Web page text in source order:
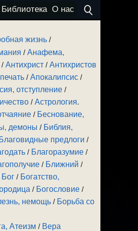
Библиотека О нас
жизнь /
/Анафема,
/Антихрист /Антихристов
/Апокалипсис /
отступление /
/Астрология.
/ Беснование,
демоны / Библия,
Благовидные предлоги /
/ Благоразумие /
/ Ближний /
Бог / Богатство,
/ Богословие /
немощь / Борьба со
Атеизм / Вера